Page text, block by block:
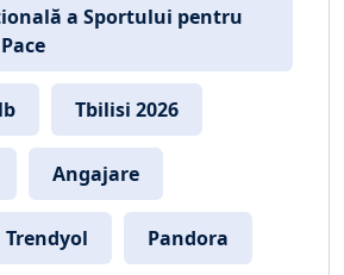
a Sportului pentru
Tbilisi 2026
Angajare
Trendyol Pandora